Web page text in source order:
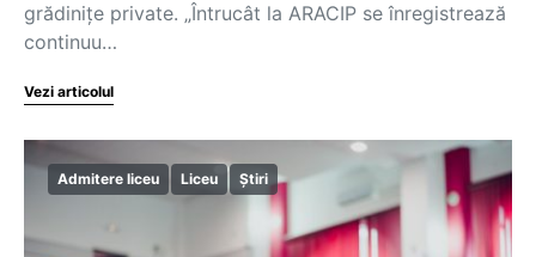
grădinițe private. „Întrucât la ARACIP se înregistrează
continuu…
Vezi articolul
Admitere liceu Liceu Știri